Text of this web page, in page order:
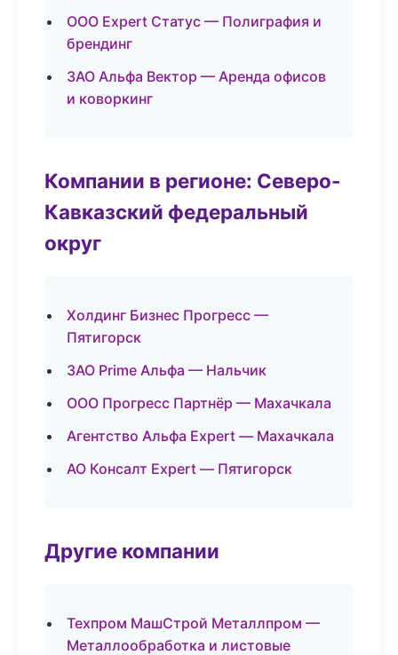
ООО Expert Статус — Полиграфия и
брендинг
ЗАО Альфа Вектор — Аренда офисов
и коворкинг
Компании в регионе: Северо-
Кавказский федеральный
округ
Холдинг Бизнес Прогресс —
Пятигорск
ЗАО Prime Альфа — Нальчик
ООО Прогресс Партнёр — Махачкала
Агентство Альфа Expert — Махачкала
АО Консалт Expert — Пятигорск
Другие компании
Техпром МашСтрой Металлпром —
Металлообработка и листовые